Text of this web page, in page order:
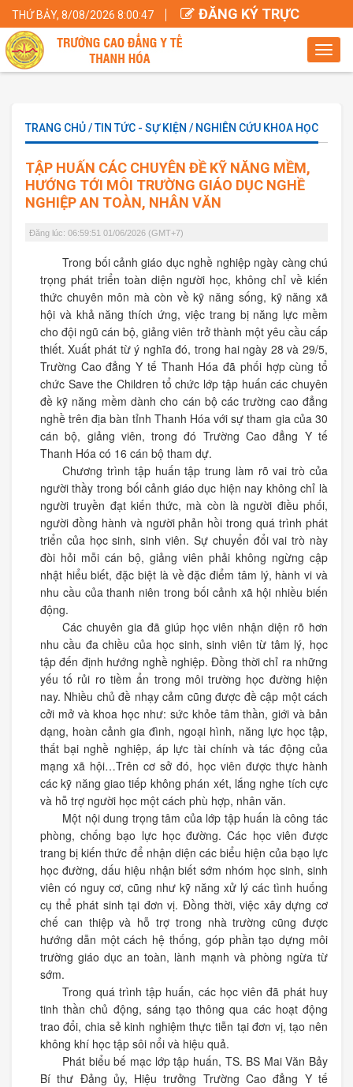
THỨ BẢY, 8/08/2026 8:00:48
ĐĂNG KÝ TRỰC
TUYẾN
TRANG CHỦ / TIN TỨC - SỰ KIỆN / NGHIÊN CỨU KHOA HỌC
TẬP HUẤN CÁC CHUYÊN ĐỀ KỸ NĂNG MỀM,
HƯỚNG TỚI MÔI TRƯỜNG GIÁO DỤC NGHỀ
NGHIỆP AN TOÀN, NHÂN VĂN
Đăng lúc: 06:59:51 01/06/2026 (GMT+7)
Trong bối cảnh giáo dục nghề nghiệp ngày càng chú
trọng phát triển toàn diện người học, không chỉ về kiến
thức chuyên môn mà còn về kỹ năng sống, kỹ năng xã
hội và khả năng thích ứng, việc trang bị năng lực mềm
cho đội ngũ cán bộ, giảng viên trở thành một yêu cầu cấp
thiết. Xuất phát từ ý nghĩa đó, trong hai ngày 28 và 29/5,
Trường Cao đẳng Y tế Thanh Hóa đã phối hợp cùng tổ
chức Save the Children tổ chức lớp tập huấn các chuyên
đề kỹ năng mềm dành cho cán bộ các trường cao đẳng
nghề trên địa bàn tỉnh Thanh Hóa với sự tham gia của 30
cán bộ, giảng viên, trong đó Trường Cao đẳng Y tế
Thanh Hóa có 16 cán bộ tham dự.
Chương trình tập huấn tập trung làm rõ vai trò của
người thầy trong bối cảnh giáo dục hiện nay không chỉ là
người truyền đạt kiến thức, mà còn là người điều phối,
người đồng hành và người phản hồi trong quá trình phát
triển của học sinh, sinh viên. Sự chuyển đổi vai trò này
đòi hỏi mỗi cán bộ, giảng viên phải không ngừng cập
nhật hiểu biết, đặc biệt là về đặc điểm tâm lý, hành vi và
nhu cầu của thanh niên trong bối cảnh xã hội nhiều biến
động.
Các chuyên gia đã giúp học viên nhận diện rõ hơn
nhu cầu đa chiều của học sinh, sinh viên từ tâm lý, học
tập đến định hướng nghề nghiệp. Đồng thời chỉ ra những
yếu tố rủi ro tiềm ẩn trong môi trường học đường hiện
nay. Nhiều chủ đề nhạy cảm cũng được đề cập một cách
cởi mở và khoa học như: sức khỏe tâm thần, giới và bản
dạng, hoàn cảnh gia đình, ngoại hình, năng lực học tập,
thất bại nghề nghiệp, áp lực tài chính và tác động của
mạng xã hội…Trên cơ sở đó, học viên được thực hành
các kỹ năng giao tiếp không phán xét, lắng nghe tích cực
và hỗ trợ người học một cách phù hợp, nhân văn.
Một nội dung trọng tâm của lớp tập huấn là công tác
phòng, chống bạo lực học đường. Các học viên được
trang bị kiến thức để nhận diện các biểu hiện của bạo lực
học đường, dấu hiệu nhận biết sớm nhóm học sinh, sinh
viên có nguy cơ, cũng như kỹ năng xử lý các tình huống
cụ thể phát sinh tại đơn vị. Đồng thời, việc xây dựng cơ
chế can thiệp và hỗ trợ trong nhà trường cũng được
hướng dẫn một cách hệ thống, góp phần tạo dựng môi
trường giáo dục an toàn, lành mạnh và phòng ngừa từ
sớm.
Trong quá trình tập huấn, các học viên đã phát huy
tinh thần chủ động, sáng tạo thông qua các hoạt động
trao đổi, chia sẻ kinh nghiệm thực tiễn tại đơn vị, tạo nên
không khí học tập sôi nổi và hiệu quả.
Phát biểu bế mạc lớp tập huấn, TS. BS Mai Văn Bảy
Bí thư Đảng ủy, Hiệu trưởng Trường Cao đẳng Y tế